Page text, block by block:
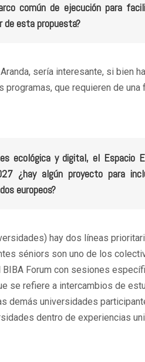
común de ejecución para
de esta propuesta?
sería interesante, si bien
que requieren de
ecológica y digital, el Espacio
¿hay algún proyecto para
europeos?
hay dos líneas
séniors son uno de los
Forum con sesiones
se refiere a intercambios de
universidades
dentro de experiencias